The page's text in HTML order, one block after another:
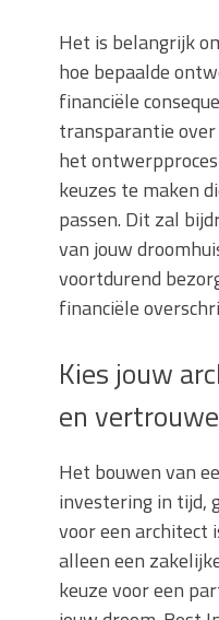
Het is belangrijk
hoe bepaalde
financiële
transparantie
het
keuzes te maken
passen. Dit zal
van jouw
voortdurend
financiële
Kies jouw
en
Het bouwen van
investering in tijd,
voor een architect
alleen een
keuze voor een